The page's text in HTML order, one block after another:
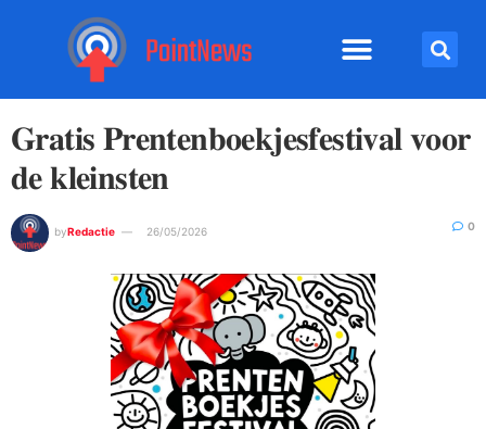
𝐆𝐫𝐚𝐭𝐢𝐬 𝐏𝐫𝐞𝐧𝐭𝐞𝐧𝐛𝐨𝐞𝐤𝐣𝐞𝐬𝐟𝐞𝐬𝐭𝐢𝐯𝐚𝐥 𝐯𝐨𝐨𝐫
𝐝𝐞 𝐤𝐥𝐞𝐢𝐧𝐬𝐭𝐞𝐧
byRedactie 26/05/2026 0